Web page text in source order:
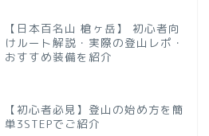
【日本百名山 槍ヶ岳】 初心者向
けルート解説・実際の登山レポ・
おすすめ装備を紹介
【初心者必見】登山の始め方を簡
単3STEPでご紹介